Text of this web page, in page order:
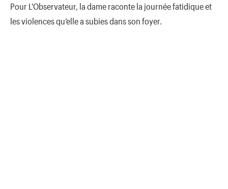
Pour L’Observateur, la dame raconte la journée fatidique et
les violences qu’elle a subies dans son foyer.